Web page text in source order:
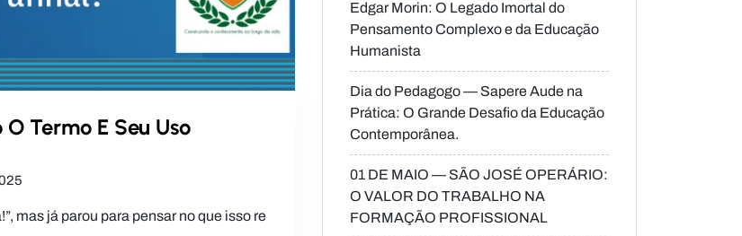
Termo E Seu Uso
mas já parou para pensar no que isso re
Edgar Morin: O Legado Imortal do
Pensamento Complexo e da Educação
Humanista
Dia do Pedagogo — Sapere Aude na
Prática: O Grande Desafio da Educação
Contemporânea.
01 DE MAIO — SÃO JOSÉ OPERÁRIO:
O VALOR DO TRABALHO NA
FORMAÇÃO PROFISSIONAL